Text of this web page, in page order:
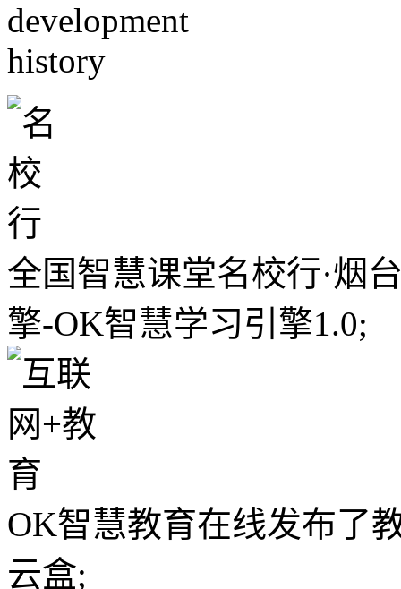
development
history
全国智慧课堂名校行·烟
擎-OK智慧学习引擎1.0;
OK智慧教育在线发布了
云盒;